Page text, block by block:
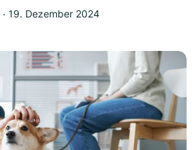
‧ 19. Dezember 2024